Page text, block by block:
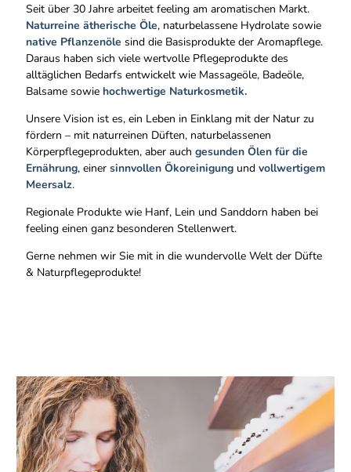
Seit über 30 Jahre arbeitet feeling am aromatischen Markt.
Naturreine ätherische Öle, naturbelassene Hydrolate sowie
native Pflanzenöle sind die Basisprodukte der Aromapflege.
Daraus haben sich viele wertvolle Pflegeprodukte des
alltäglichen Bedarfs entwickelt wie Massageöle, Badeöle,
Balsame sowie hochwertige Naturkosmetik.
Unsere Vision ist es, ein Leben in Einklang mit der Natur zu
fördern – mit naturreinen Düften, naturbelassenen
Körperpflegeprodukten, aber auch gesunden Ölen für die
Ernährung, einer sinnvollen Ökoreinigungund vollwertigem
Meersalz.
Regionale Produkte wie Hanf, Lein und Sanddorn haben bei
feeling einen ganz besonderen Stellenwert.
Gerne nehmen wir Sie mit in die wundervolle Welt der Düfte
& Naturpflegeprodukte!